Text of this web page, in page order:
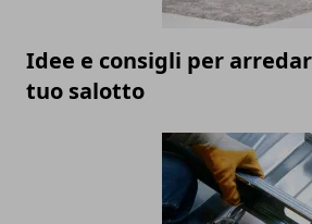
Idee e consigli per
tuo salotto